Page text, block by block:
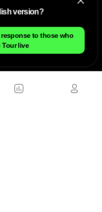
version?
to those who
live